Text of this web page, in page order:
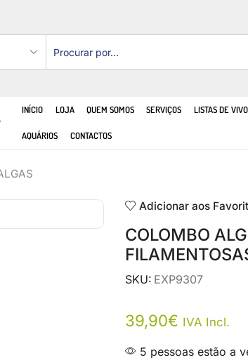
INÍCIO LOJA QUEM SOMOS SERVIÇOS LISTAS DE
AQUÁRIOS CONTACTOS
Adicionar aos
COLOMBO
SKU: EXP9307
39,90€ IVA Incl.
5 pessoas estão a